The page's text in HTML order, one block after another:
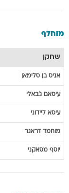
מוחלף
שחקן
אניס בן סלימאן
עיסאם ג'באלי
עיסא ליידוני
מוחמד דראגר
יוסף מסאקני